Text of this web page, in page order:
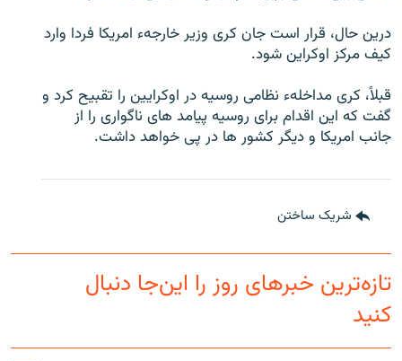
Azadi English
به ما بپیوندید
همۀ سایت‌های رادیو آزادی/ رادیو اروپای آزاد
درین حال، قرار است جان کری وزیر خارجهء امریکا فردا وارد
کیف مرکز اوکراین شود.
قبلاً، کری مداخلهء نظامی روسیه در اوکرایین را تقبیح کرد و
گفت که این اقدام برای روسیه پیامد های ناگواری را از
جانب امریکا و دیگر کشور ها در پی خواهد داشت.
شریک ساختن
تازه‌ترین خبرهای روز را این‌جا دنبال
کنید